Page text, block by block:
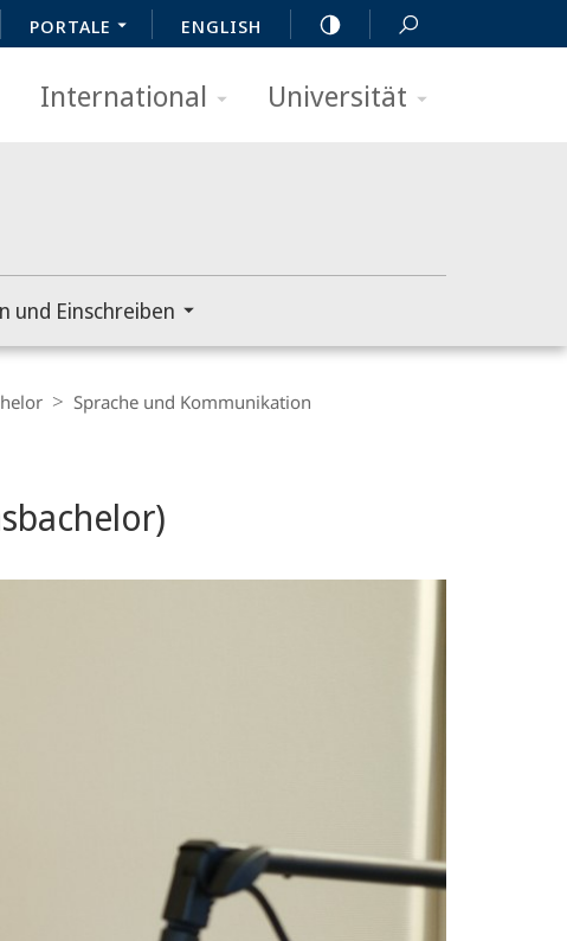
PORTALE ENGLISH
International Universität
und Einschreiben
Sprache und Kommunikation